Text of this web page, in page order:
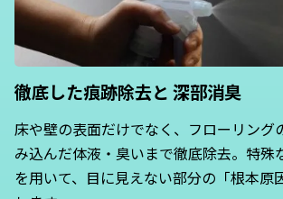
徹底した痕跡除去と 深部消臭
床や壁の表面だけでなく、フローリング
み込んだ体液・臭いまで徹底除去。特殊
を用いて、目に見えない部分の「根本原